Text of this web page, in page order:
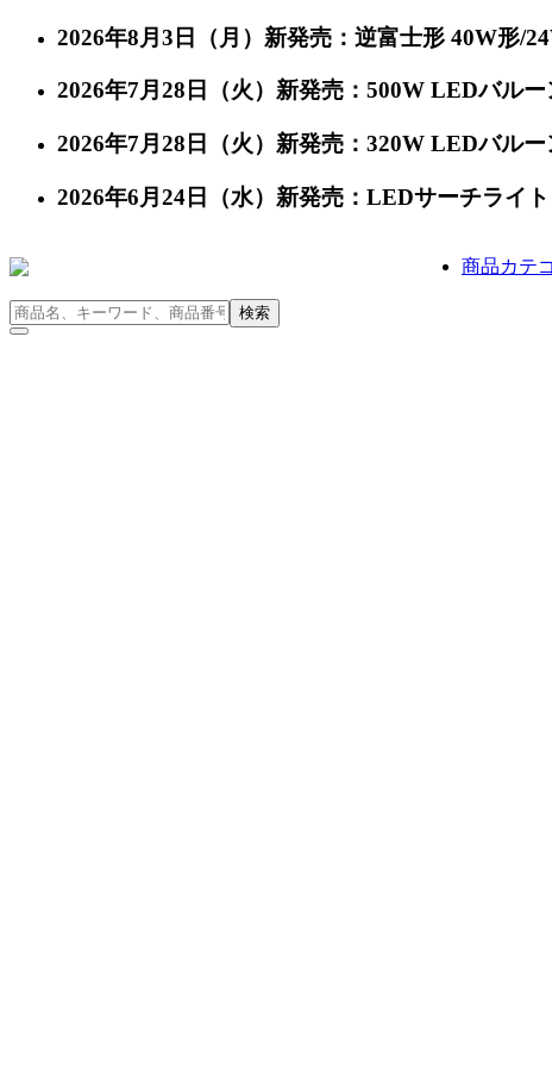
2026年8月3日（月）新発売：逆富士形 40W
2026年7月28日（火）新発売：500W LEDバ
2026年7月28日（火）新発売：320W LEDバ
2026年6月24日（水）新発売：LEDサーチライ
商品カテ